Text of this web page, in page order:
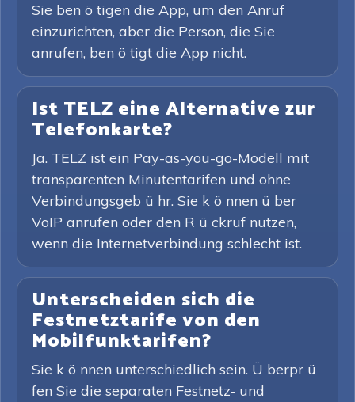
Sie ben ö tigen die App, um den Anruf
einzurichten, aber die Person, die Sie
anrufen, ben ö tigt die App nicht.
Ist TELZ eine Alternative zur
Telefonkarte?
Ja. TELZ ist ein Pay-as-you-go-Modell mit
transparenten Minutentarifen und ohne
Verbindungsgeb ü hr. Sie k ö nnen ü ber
VoIP anrufen oder den R ü ckruf nutzen,
wenn die Internetverbindung schlecht ist.
Unterscheiden sich die
Festnetztarife von den
Mobilfunktarifen?
Sie k ö nnen unterschiedlich sein. Ü berpr ü
fen Sie die separaten Festnetz- und